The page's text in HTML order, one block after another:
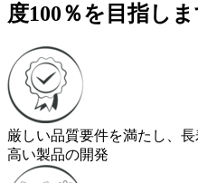
度100％を目指しま
厳しい品質要件を満たし、
高い製品の開発